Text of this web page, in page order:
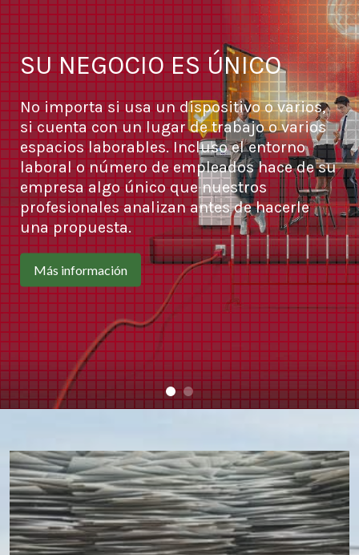
SU NEGOCIO ES ÚNICO
No importa si usa un dispositivo o varios,
si cuenta con un lugar de trabajo o varios
espacios laborables. Incluso el entorno
laboral o número de empleados hace de su
empresa algo único que nuestros
profesionales analizan antes de hacerle
una propuesta.
Más información